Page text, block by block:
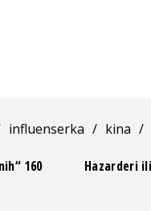
influenserka / kina /
160
Hazarderi